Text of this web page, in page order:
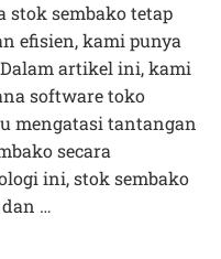
stok sembako tetap
efisien, kami punya
artikel ini, kami
software toko
mengatasi tantangan
secara
ini, stok sembako
…